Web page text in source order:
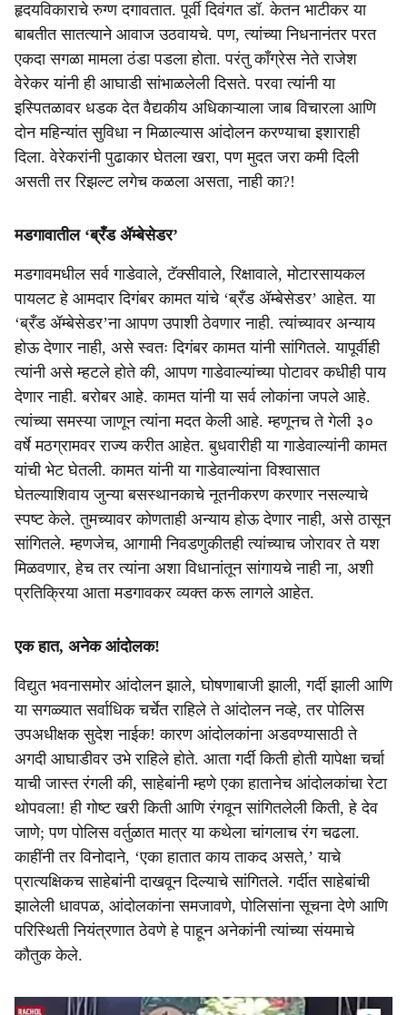
हृदयविकाराचे रुग्ण दगावतात. पूर्वी दिवंगत डॉ. केतन भाटीकर या
बाबतीत सातत्याने आवाज उठवायचे. पण, त्यांच्या निधनानंतर परत
एकदा सगळा मामला ठंडा पडला होता. परंतु काँग्रेस नेते राजेश
वेरेकर यांनी ही आघाडी सांभाळलेली दिसते. परवा त्यांनी या
इस्पितळावर धडक देत वैद्यकीय अधिकाऱ्याला जाब विचारला आणि
दोन महिन्यांत सुविधा न मिळाल्यास आंदोलन करण्याचा इशाराही
दिला. वेरेकरांनी पुढाकार घेतला खरा, पण मुदत जरा कमी दिली
असती तर रिझल्‍ट लगेच कळला असता, नाही का?!
मडगावातील ‘ब्रँड ॲम्बेसेडर’
मडगावमधील सर्व गाडेवाले, टॅक्सीवाले, रिक्षावाले, मोटारसायकल
पायलट हे आमदार दिगंबर कामत यांचे ‘ब्रँड ॲम्बेसेडर’ आहेत. या
‘ब्रँड ॲम्बेसेडर’ना आपण उपाशी ठेवणार नाही. त्यांच्यावर अन्याय
होऊ देणार नाही, असे स्वतः दिगंबर कामत यांनी सांगितले. यापूर्वीही
त्यांनी असे म्हटले होते की, आपण गाडेवाल्यांच्या पोटावर कधीही पाय
देणार नाही. बरोबर आहे. कामत यांनी या सर्व लोकांना जपले आहे.
त्यांच्या समस्या जाणून त्यांना मदत केली आहे. म्हणूनच ते गेली ३०
वर्षे मठग्रामवर राज्य करीत आहेत. बुधवारीही या गाडेवाल्यांनी कामत
यांची भेट घेतली. कामत यांनी या गाडेवाल्यांना विश्वासात
घेतल्याशिवाय जुन्या बसस्थानकाचे नूतनीकरण करणार नसल्याचे
स्पष्ट केले. तुमच्यावर कोणताही अन्याय होऊ देणार नाही, असे ठासून
सांगितले. म्हणजेच, आगामी निवडणुकीतही त्यांच्याच जोरावर ते यश
मिळवणार, हेच तर त्यांना अशा विधानांतून सांगायचे नाही ना, अशी
प्रतिक्रिया आता मडगावकर व्यक्त करू लागले आहेत.
एक हात, अनेक आंदोलक!
विद्युत भवनासमोर आंदोलन झाले, घोषणाबाजी झाली, गर्दी झाली आणि
या सगळ्यात सर्वाधिक चर्चेत राहिले ते आंदोलन नव्हे, तर पोलिस
उपअधीक्षक सुदेश नाईक! कारण आंदोलकांना अडवण्यासाठी ते
अगदी आघाडीवर उभे राहिले होते. आता गर्दी किती होती यापेक्षा चर्चा
याची जास्त रंगली की, साहेबांनी म्हणे एका हातानेच आंदोलकांचा रेटा
थोपवला! ही गोष्ट खरी किती आणि रंगवून सांगितलेली किती, हे देव
जाणे; पण पोलिस वर्तुळात मात्र या कथेला चांगलाच रंग चढला.
काहींनी तर विनोदाने, ‘एका हातात काय ताकद असते,’ याचे
प्रात्यक्षिकच साहेबांनी दाखवून दिल्याचे सांगितले. गर्दीत साहेबांची
झालेली धावपळ, आंदोलकांना समजावणे, पोलिसांना सूचना देणे आणि
परिस्थिती नियंत्रणात ठेवणे हे पाहून अनेकांनी त्यांच्या संयमाचे
कौतुक केले.